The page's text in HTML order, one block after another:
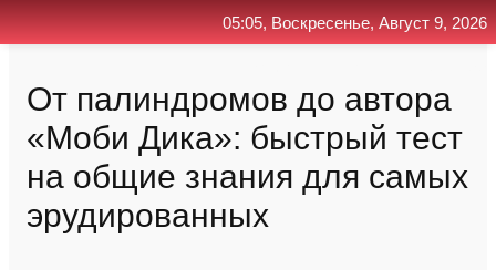
От палиндромов до автора
«Моби Дика»: быстрый тест
на общие знания для самых
эрудированных
05:05, Воскресенье, Август 9, 2026